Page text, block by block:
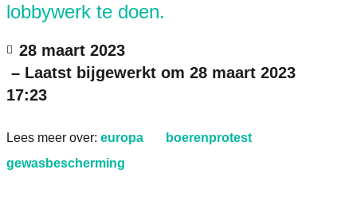
lobbywerk te doen.
28 maart 2023
– Laatst bijgewerkt om 28 maart 2023
17:23
Lees meer over: europa
boerenprotest
gewasbescherming